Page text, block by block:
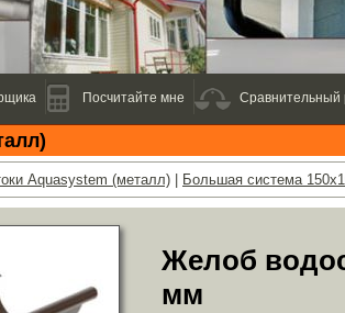
Aquasystem (металл) Большая система
Желоб
мм
Посчитайте мне Сравнительный